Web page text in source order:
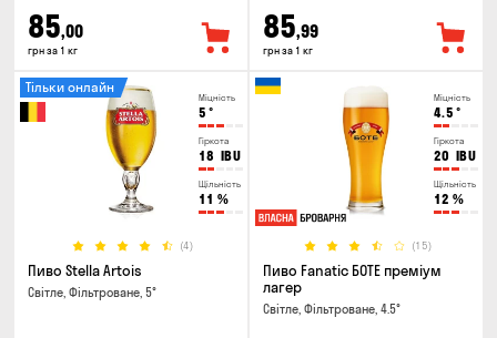
85,00
грн за 1 кг
85,99
грн за 1 кг
Міцність
5 °
Гіркота
18 IBU
Щільність
11 %
(4)
Тільки онлайн
Пиво Stella Artois
Світле, Фільтроване, 5°
Міцність
4.5 °
Гіркота
20 IBU
Щільність
12 %
(15)
Пиво Fanatic БОТЕ преміум
лагер
Світле, Фільтроване, 4.5°